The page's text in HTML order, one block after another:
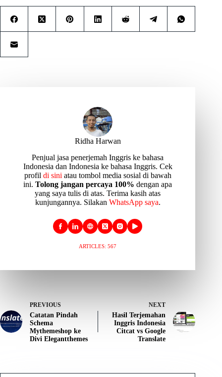
Ridha Harwan
Penjual jasa penerjemah Inggris ke bahasa
Indonesia dan Indonesia ke bahasa Inggris. Cek
profil di sini atau tombol media sosial di bawah
ini.Tolong jangan percaya 100% dengan apa
yang saya tulis di atas. Terima kasih atas
kunjungannya. Silakan WhatsApp saya.
ARTICLES: 567
PREVIOUS
Catatan Pindah
Schema
Mythemeshop ke
Divi Elegantthemes
NEXT
Hasil Terjemahan
Inggris Indonesia
Citcat vs Google
Translate